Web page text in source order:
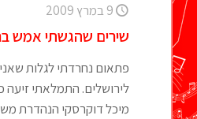
9 במרץ 2009
שירים שהגשתי אמש
פתאום נחרדתי לגלות
לירושלים. התמלאתי זיעה
מיכל דוקרסקי הנהדרת